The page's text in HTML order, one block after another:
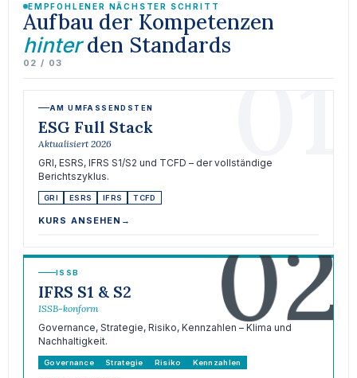
EMPFOHLENER NÄCHSTER SCHRITT
Aufbau der Kompetenzen
hinterden Standards
02 / 03 01
AM UMFASSENDSTEN
ESG Full Stack
Aktualisiert 2026
GRI, ESRS, IFRS S1/S2 und TCFD – der vollständige
Berichtszyklus.
GRI ESRS IFRS TCFD
KURS ANSEHEN → 02
ISSB
IFRS S1 & S2
ISSB-konform
Governance, Strategie, Risiko, Kennzahlen – Klima und
Nachhaltigkeit.
Governance Strategie Risiko Kennzahlen